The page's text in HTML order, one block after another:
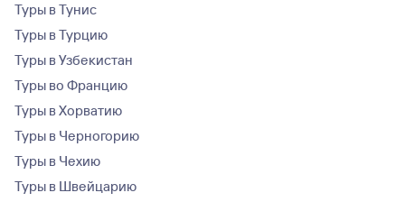
Туры в Тунис
Туры в Турцию
Туры в Узбекистан
Туры во Францию
Туры в Хорватию
Туры в Черногорию
Туры в Чехию
Туры в Швейцарию